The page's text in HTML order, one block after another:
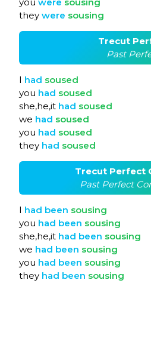
they were sousing
Trecut
Past
I had soused
you had soused
she,he,it had soused
we had soused
you had soused
they had soused
Trecut Perfect
Past Perfect
I had been sousing
you had been sousing
she,he,it had been sousing
we had been sousing
you had been sousing
they had been sousing